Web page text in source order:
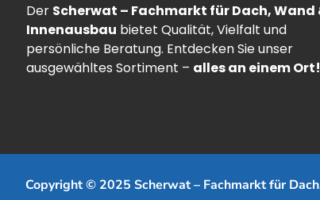
Der Scherwat – Fachmarkt für Dach, Wand
Innenausbau bietet Qualität, Vielfalt und
persönliche Beratung. Entdecken Sie unser
ausgewähltes Sortiment – alles an einem Ort!
Copyright © 2025 Scherwat – Fachmarkt für